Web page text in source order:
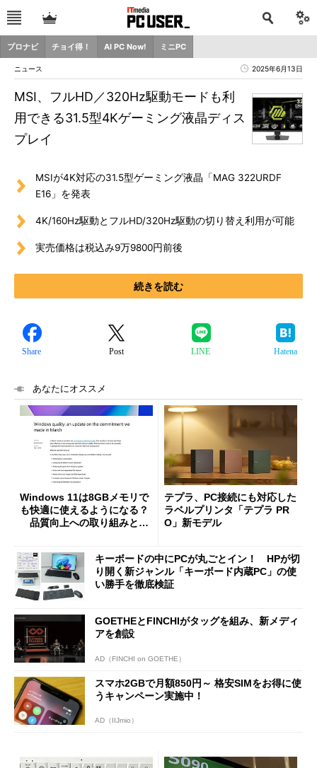
プロナビ チョイ得！ AI PC Now! ミニPC
ニュース 2025年6月13日
MSI、フルHD／320Hz駆動モードも利
用できる31.5型4Kゲーミング液晶ディス
プレイ
MSIが4K対応の31.5型ゲーミング液晶「MAG 322URDF
E16」を発表
4K/160Hz駆動とフルHD/320Hz駆動の切り替え利用が可能
実売価格は税込み9万9800円前後
続きを読む
Share Post LINE Hatena
あなたにオススメ
Windows 11は8GBメモリで
も快適に使えるようになる？
品質向上への取り組みと
テプラ、PC接続にも対応した
ラベルプリンタ「テプラ PR
O」新モデル
キーボードの中にPCが丸ごとイン！ HPが切
り開く新ジャンル「キーボード内蔵PC」の使
い勝手を徹底検証
GOETHEとFINCHIがタッグを組み、新メディ
アを創設
AD（FINCHI on GOETHE）
スマホ2GBで月額850円～ 格安SIMをお得に使
うキャンペーン実施中！
AD（IIJmio）